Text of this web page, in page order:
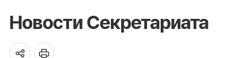
Новости Секретариата